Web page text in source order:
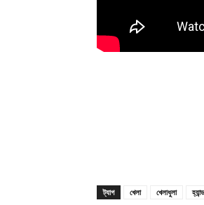
ট্যাগ খেলা খেলাধুলা